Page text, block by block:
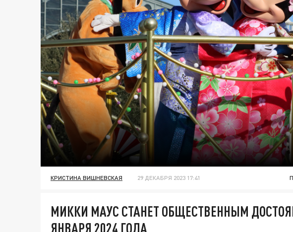
КРИСТИНА ВИШНЕВСКАЯ 29 ДЕКАБРЯ 2023 17:41
МИККИ МАУС СТАНЕТ ОБЩЕСТВЕННЫМ
ЯНВАРЯ 2024 ГОДА